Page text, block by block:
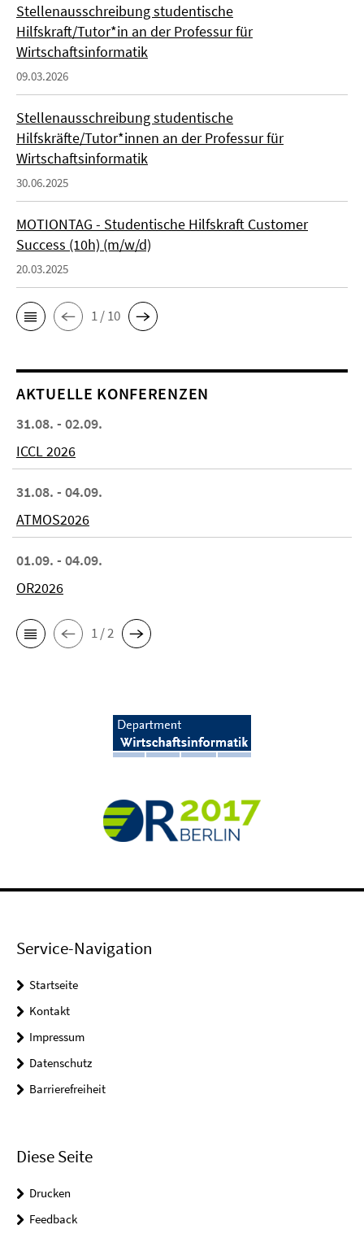
Stellenausschreibung studentische
Hilfskraft/Tutor*in an der Professur für
Wirtschaftsinformatik
09.03.2026
Stellenausschreibung studentische
Hilfskräfte/Tutor*innen an der Professur für
Wirtschaftsinformatik
30.06.2025
MOTIONTAG - Studentische Hilfskraft Customer
Success (10h) (m/w/d)
20.03.2025
1 / 10
AKTUELLE KONFERENZEN
31.08. - 02.09.
ICCL 2026
31.08. - 04.09.
ATMOS2026
01.09. - 04.09.
OR2026
1 / 2
Service-Navigation
Startseite
Kontakt
Impressum
Datenschutz
Barrierefreiheit
Diese Seite
Drucken
Feedback